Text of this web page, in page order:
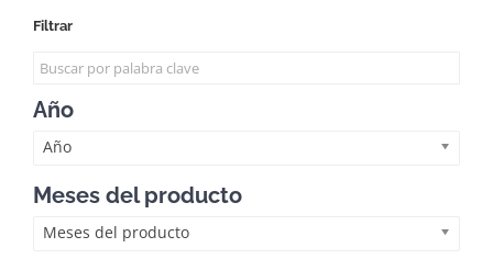
Filtrar
Año
Año
Meses del producto
Meses del producto